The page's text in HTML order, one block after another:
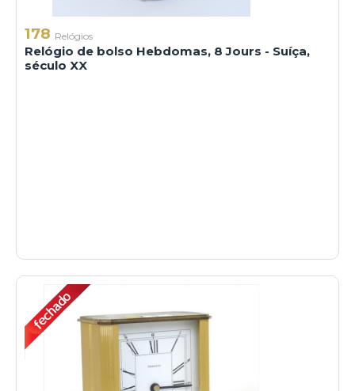
178 Relógios
Relógio de bolso Hebdomas, 8 Jours - Suíça,
século XX